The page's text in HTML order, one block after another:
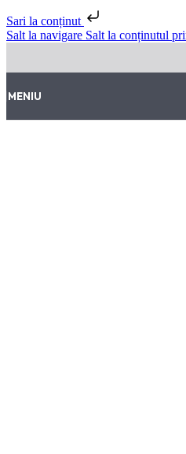
Sari la conținut
Salt la navigare Salt la conținutul
MENIU